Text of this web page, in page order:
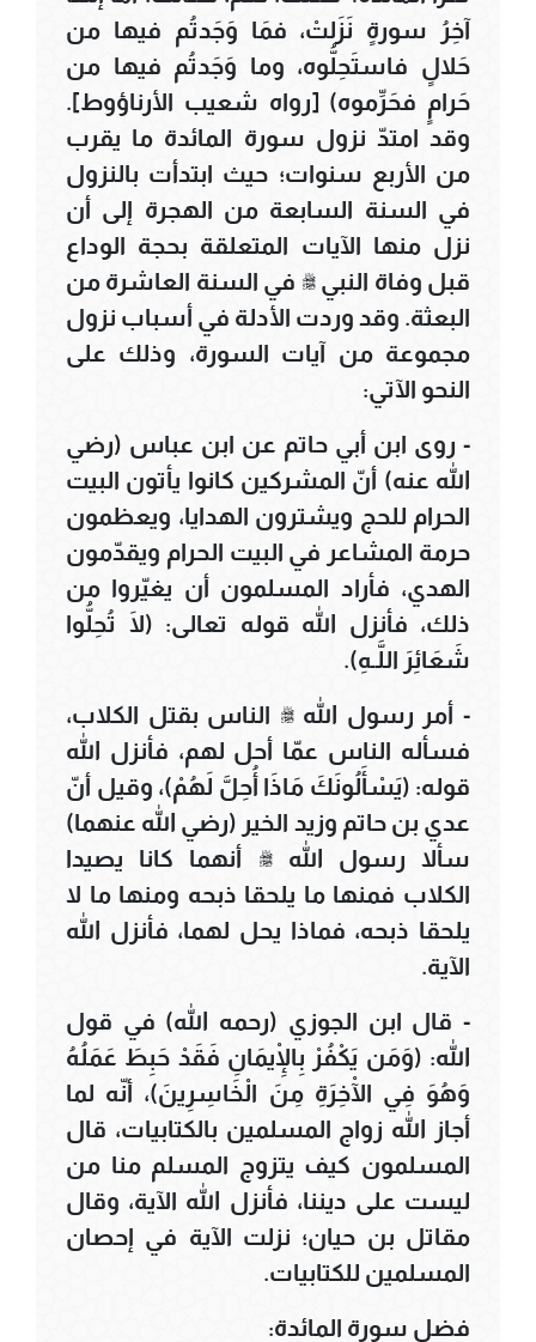
آخِرُ سورةٍ نَزَلتْ، فمَا وَجَدتُم فيها من
حَلالٍ فاستَحِلُّوه، وما وَجَدتُم فيها من
حَرامٍ فحَرِّموه) [رواه شعيب الأرناؤوط].
وقد امتدّ نزول سورة المائدة ما يقرب
من الأربع سنوات؛ حيث ابتدأت بالنزول
في السنة السابعة من الهجرة إلى أن
نزل منها الآيات المتعلقة بحجة الوداع
قبل وفاة النبي ﷺ في السنة العاشرة من
البعثة. وقد وردت الأدلة في أسباب نزول
مجموعة من آيات السورة، وذلك على
النحو الآتي:
- روى ابن أبي حاتم عن ابن عباس (رضي
الله عنه) أنّ المشركين كانوا يأتون البيت
الحرام للحج ويشترون الهدايا، ويعظمون
حرمة المشاعر في البيت الحرام ويقدّمون
الهدي، فأراد المسلمون أن يغيّروا من
ذلك، فأنزل الله قوله تعالى: (لَا تُحِلُّوا
شَعَائِرَ اللَّـهِ).
- أمر رسول الله ﷺ الناس بقتل الكلاب،
فسأله الناس عمّا أحل لهم، فأنزل الله
قوله: (يَسْأَلُونَكَ مَاذَا أُحِلَّ لَهُمْ)، وقيل أنّ
عدي بن حاتم وزيد الخير (رضي الله عنهما)
سألا رسول الله ﷺ أنهما كانا يصيدا
الكلاب فمنها ما يلحقا ذبحه ومنها ما لا
يلحقا ذبحه، فماذا يحل لهما، فأنزل الله
الآية.
- قال ابن الجوزي (رحمه الله) في قول
الله: (وَمَن يَكْفُرْ بِالْإِيمَانِ فَقَدْ حَبِطَ عَمَلُهُ
وَهُوَ فِي الْآخِرَةِ مِنَ الْخَاسِرِينَ)، أنّه لما
أجاز الله زواج المسلمين بالكتابيات، قال
المسلمون كيف يتزوج المسلم منا من
ليست على ديننا، فأنزل الله الآية، وقال
مقاتل بن حيان؛ نزلت الآية في إحصان
المسلمين للكتابيات.
فضل سورة المائدة: